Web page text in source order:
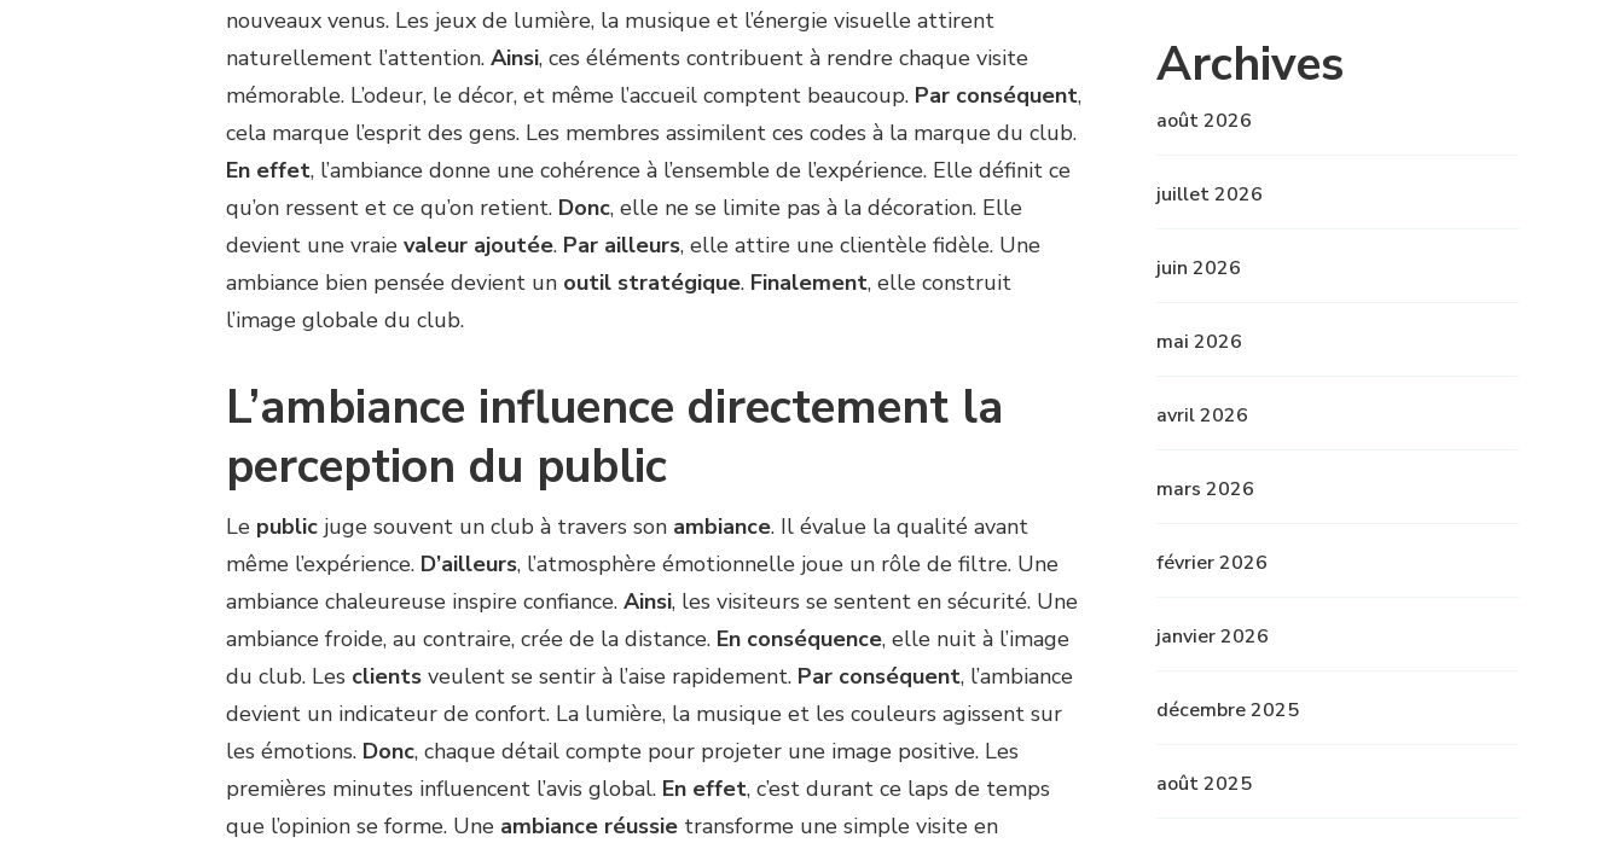
L’AMBIANCEnouveaux venus. Les jeux de lumière, la musique et l’énergie visuelle attirent
naturellement l’attention. Ainsi, ces éléments contribuent à rendre chaque visite
mémorable. L’odeur, le décor, et même l’accueil comptent beaucoup. Par conséquent,
cela marque l’esprit des gens. Les membres assimilent ces codes à la marque du club.
En effet, l’ambiance donne une cohérence à l’ensemble de l’expérience. Elle définit ce
qu’on ressent et ce qu’on retient. Donc, elle ne se limite pas à la décoration. Elle
devient une vraie valeur ajoutée. Par ailleurs, elle attire une clientèle fidèle. Une
ambiance bien pensée devient un outil stratégique. Finalement, elle construit
l’image globale du club.
L’ambiance influence directement la
perception du public
Le public juge souvent un club à travers son ambiance. Il évalue la qualité avant
même l’expérience. D’ailleurs, l’atmosphère émotionnelle joue un rôle de filtre. Une
ambiance chaleureuse inspire confiance. Ainsi, les visiteurs se sentent en sécurité. Une
ambiance froide, au contraire, crée de la distance. En conséquence, elle nuit à l’image
du club. Les clients veulent se sentir à l’aise rapidement. Par conséquent, l’ambiance
devient un indicateur de confort. La lumière, la musique et les couleurs agissent sur
les émotions. Donc, chaque détail compte pour projeter une image positive. Les
premières minutes influencent l’avis global. En effet, c’est durant ce laps de temps
que l’opinion se forme. Une ambiance réussie transforme une simple visite en
Archives
août 2026
juillet 2026
juin 2026
mai 2026
avril 2026
mars 2026
février 2026
janvier 2026
décembre 2025
août 2025